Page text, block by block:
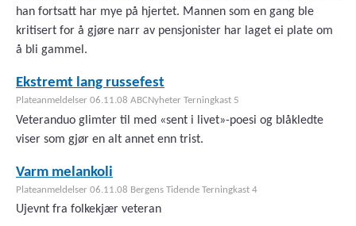
han fortsatt har mye på hjertet. Mannen som en gang ble
kritisert for å gjøre narr av pensjonister har laget ei plate om
å bli gammel.
Ekstremt lang russefest
Plateanmeldelser 06.11.08 ABCNyheter Terningkast 5
Veteranduo glimter til med «sent i livet»-poesi og blåkledte
viser som gjør en alt annet enn trist.
Varm melankoli
Plateanmeldelser 06.11.08 Bergens Tidende Terningkast 4
Ujevnt fra folkekjær veteran